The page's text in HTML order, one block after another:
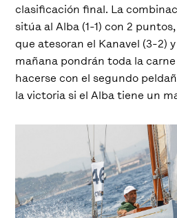
clasificación final. La
sitúa al Alba (1-1) con 2
que atesoran el Kanavel (3-2)
mañana pondrán toda la
hacerse con el segundo
la victoria si el Alba tiene un